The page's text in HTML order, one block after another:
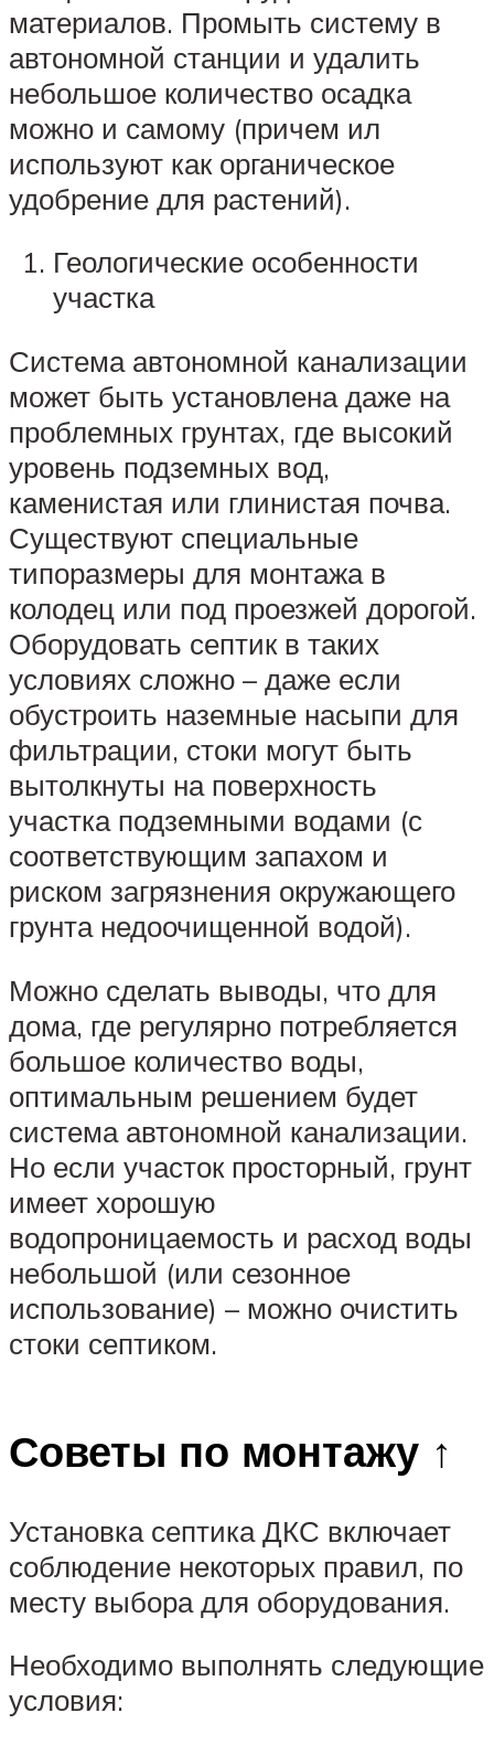
материалов. Промыть систему в
автономной станции и удалить
небольшое количество осадка
можно и самому (причем ил
используют как органическое
удобрение для растений).
Геологические особенности
участка
Система автономной канализации
может быть установлена даже на
проблемных грунтах, где высокий
уровень подземных вод,
каменистая или глинистая почва.
Существуют специальные
типоразмеры для монтажа в
колодец или под проезжей дорогой.
Оборудовать септик в таких
условиях сложно – даже если
обустроить наземные насыпи для
фильтрации, стоки могут быть
вытолкнуты на поверхность
участка подземными водами (с
соответствующим запахом и
риском загрязнения окружающего
грунта недоочищенной водой).
Можно сделать выводы, что для
дома, где регулярно потребляется
большое количество воды,
оптимальным решением будет
система автономной канализации.
Но если участок просторный, грунт
имеет хорошую
водопроницаемость и расход воды
небольшой (или сезонное
использование) – можно очистить
стоки септиком.
Советы по монтажу ↑
Установка септика ДКС включает
соблюдение некоторых правил, по
месту выбора для оборудования.
Необходимо выполнять следующие
условия: